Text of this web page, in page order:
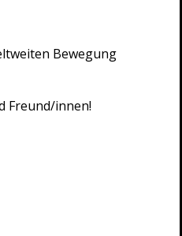
Bewegung
Freund/innen!